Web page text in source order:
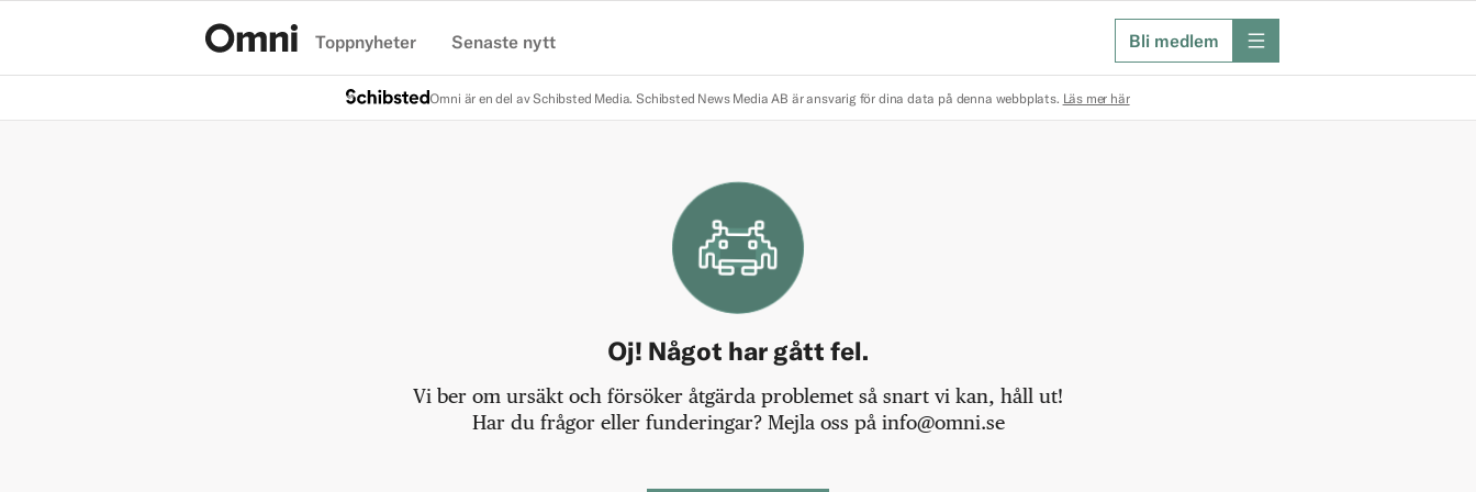
Toppnyheter Senaste nytt Bli medlem meny
Omni är en del av Schibsted Media. Schibsted News Media AB är ansvarig för dina data på denna webbplats. Läs mer här
Oj! Något har gått fel.
Vi ber om ursäkt och försöker åtgärda problemet så snart vi kan, håll ut!
Har du frågor eller funderingar? Mejla oss på info@omni.se